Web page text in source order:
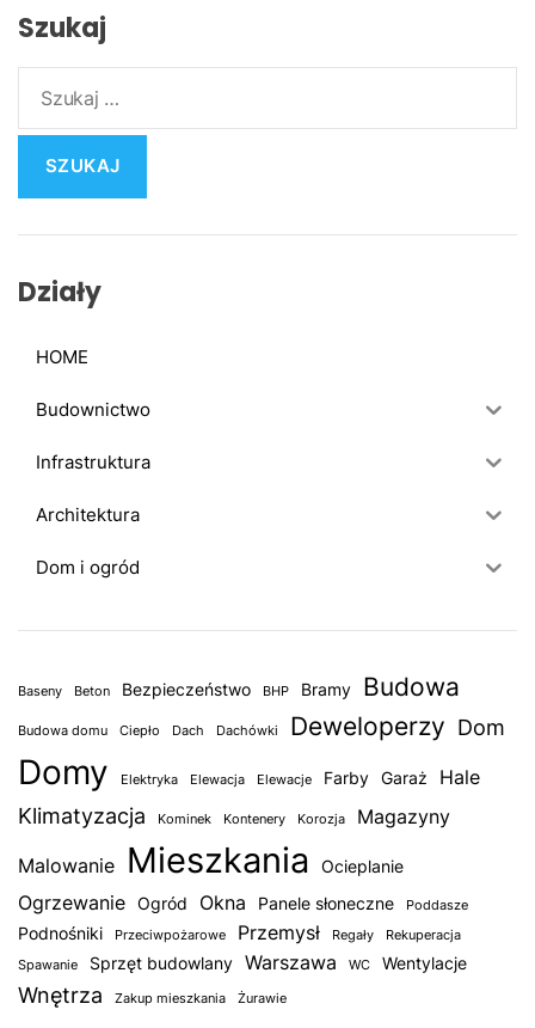
Szukaj
u
a
j
Działy
HOME
Budownictwo
Infrastruktura
Architektura
Dom i ogród
Baseny Beton Bezpieczeństwo BHP Bramy Budowa
Budowa domu Ciepło Dach Dachówki Deweloperzy Dom
Domy Elektryka Elewacja Elewacje Farby Garaż Hale
Klimatyzacja Kominek Kontenery Korozja Magazyny
Malowanie Mieszkania Ocieplanie
Ogrzewanie Ogród Okna Panele słoneczne Poddasze
Podnośniki Przeciwpożarowe Przemysł Regały
Rekuperacja
Spawanie
Sprzęt budowlany Warszawa WC Wentylacje
Wnętrza Zakup mieszkania Żurawie